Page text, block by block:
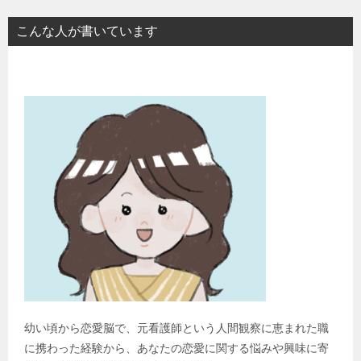
こんな人が書いています
幼い頃から恋愛脳で、元看護師という人間観察に恵まれた職
に携わった経験から、あなたの恋愛に関する悩みや興味に寄